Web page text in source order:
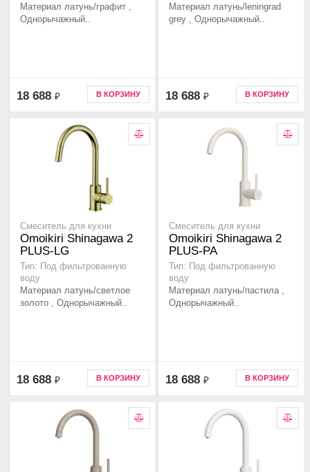
Материал латунь/графит ,
Однорычажный..
18 688 ₽ В КОРЗИНУ
Материал латунь/leningrad
grey , Однорычажный..
18 688 ₽ В КОРЗИНУ
Смеситель для кухни
Omoikiri Shinagawa 2
PLUS-LG
Тип: Под фильтрованную
воду
Материал латунь/светлое
золото , Однорычажный..
18 688 ₽ В КОРЗИНУ
Смеситель для кухни
Omoikiri Shinagawa 2
PLUS-PA
Тип: Под фильтрованную
воду
Материал латунь/пастила ,
Однорычажный..
18 688 ₽ В КОРЗИНУ